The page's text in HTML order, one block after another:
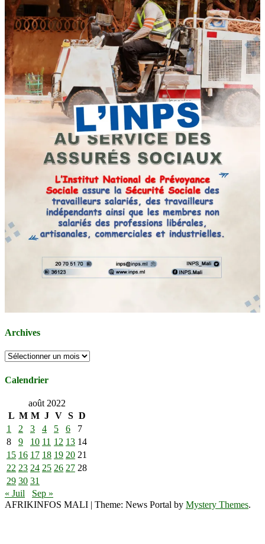
Archives
Archives
Calendrier
août 2022
L M M J V S D
1
2 3 4 5 6
7
8
9 10 11 12 13 14
15 16 17 18 19 20 21
22 23 24 25 26 27 28
29 30 31
« Juil
Sep »
AFRIKINFOS MALI | Theme: News Portal by Mystery Themes.